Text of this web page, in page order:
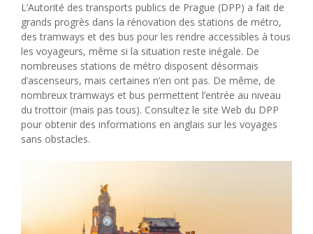
L’Autorité des transports publics de Prague (DPP) a fait de
grands progrès dans la rénovation des stations de métro,
des tramways et des bus pour les rendre accessibles à tous
les voyageurs, même si la situation reste inégale. De
nombreuses stations de métro disposent désormais
d’ascenseurs, mais certaines n’en ont pas. De même, de
nombreux tramways et bus permettent l’entrée au niveau
du trottoir (mais pas tous). Consultez le site Web du DPP
pour obtenir des informations en anglais sur les voyages
sans obstacles.